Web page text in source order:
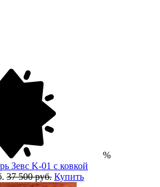
%
Зевс K-01 с ковкой
37 500 руб. Купить